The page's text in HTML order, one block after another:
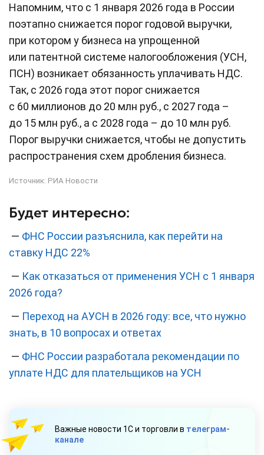
Напомним, что с 1 января 2026 года в России
поэтапно снижается порог годовой выручки,
при котором у бизнеса на упрощенной
или патентной системе налогообложения (УСН,
ПСН) возникает обязанность уплачивать НДС.
Так, с 2026 года этот порог снижается
с 60 миллионов до 20 млн руб., с 2027 года –
до 15 млн руб., а с 2028 года – до 10 млн руб.
Порог выручки снижается, чтобы не допустить
распространения схем дробления бизнеса.
Источник: РИА Новости
Будет интересно:
— ФНС России разъяснила, как перейти на
ставку НДС 22%
— Как отказаться от применения УСН с 1 января
2026 года?
— Переход на АУСН в 2026 году: все, что нужно
знать, в 10 вопросах и ответах
— ФНС России разработала рекомендации по
уплате НДС для плательщиков на УСН
Важные новости 1С и торговли в телеграм-
канале